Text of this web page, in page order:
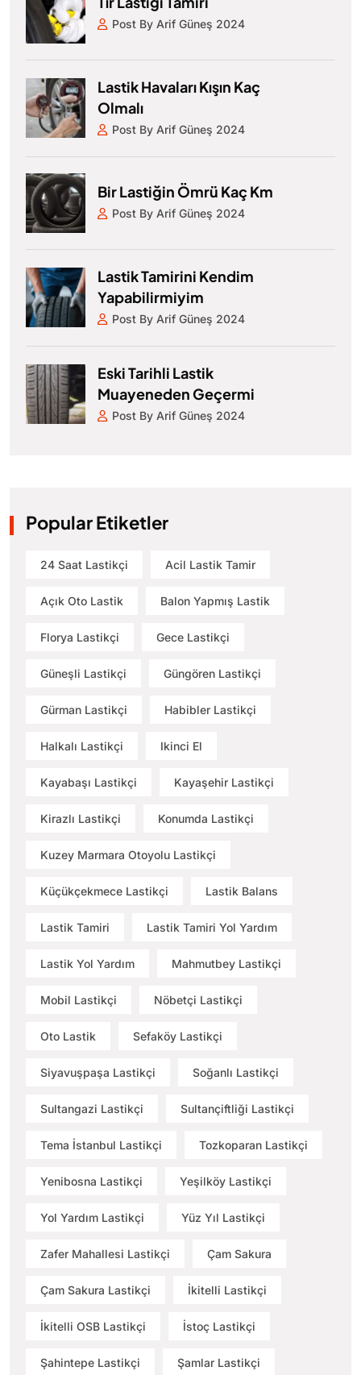
Post By Arif Güneş 2024
Lastik Havaları Kışın Kaç
Olmalı
Post By Arif Güneş 2024
Bir Lastiğin Ömrü Kaç Km
Post By Arif Güneş 2024
Lastik Tamirini Kendim
Yapabilirmiyim
Post By Arif Güneş 2024
Eski Tarihli Lastik
Muayeneden Geçermi
Post By Arif Güneş 2024
Popular Etiketler
24 Saat Lastikçi Acil Lastik Tamir
Açık Oto Lastik Balon Yapmış Lastik
Florya Lastikçi Gece Lastikçi
Güneşli Lastikçi Güngören Lastikçi
Gürman Lastikçi Habibler Lastikçi
Halkalı Lastikçi Ikinci El
Kayabaşı Lastikçi Kayaşehir Lastikçi
Kirazlı Lastikçi Konumda Lastikçi
Kuzey Marmara Otoyolu Lastikçi
Küçükçekmece Lastikçi Lastik Balans
Lastik Tamiri Lastik Tamiri Yol Yardım
Lastik Yol Yardım Mahmutbey Lastikçi
Mobil Lastikçi Nöbetçi Lastikçi
Oto Lastik Sefaköy Lastikçi
Siyavuşpaşa Lastikçi Soğanlı Lastikçi
Sultangazi Lastikçi Sultançiftliği Lastikçi
Tema İstanbul Lastikçi Tozkoparan Lastikçi
Yenibosna Lastikçi Yeşilköy Lastikçi
Yol Yardım Lastikçi Yüz Yıl Lastikçi
Zafer Mahallesi Lastikçi Çam Sakura
Çam Sakura Lastikçi İkitelli Lastikçi
İkitelli OSB Lastikçi İstoç Lastikçi
Şahintepe Lastikçi Şamlar Lastikçi